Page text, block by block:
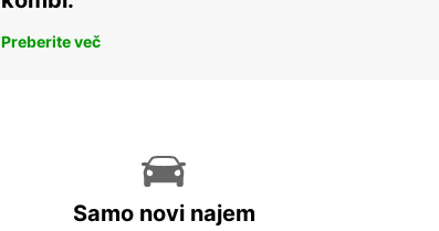
Preberite več
Samo novi najem